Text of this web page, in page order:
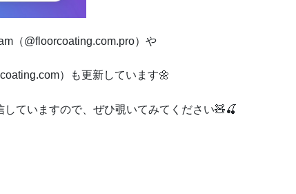
（@floorcoating.com.pro）や
）も更新しています🌼
ていますので、ぜひ覗いてみてください🧸🍒